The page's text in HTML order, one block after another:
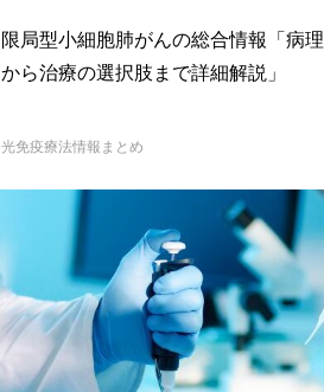
限局型小細胞肺がんの総合情報「病理
から治療の選択肢まで詳細解説」
光免疫療法情報まとめ